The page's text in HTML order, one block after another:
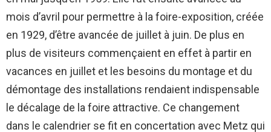
mois d’avril pour permettre à la foire-exposition, créée
en 1929, d’être avancée de juillet à juin. De plus en
plus de visiteurs commençaient en effet à partir en
vacances en juillet et les besoins du montage et du
démontage des installations rendaient indispensable
le décalage de la foire attractive. Ce changement
dans le calendrier se fit en concertation avec Metz qui